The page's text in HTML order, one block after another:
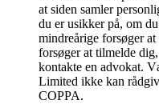
at siden samler
du er usikker på, om
mindreårige forsøger
forsøger at tilmelde
kontakte en advokat.
Limited ikke kan
COPPA.